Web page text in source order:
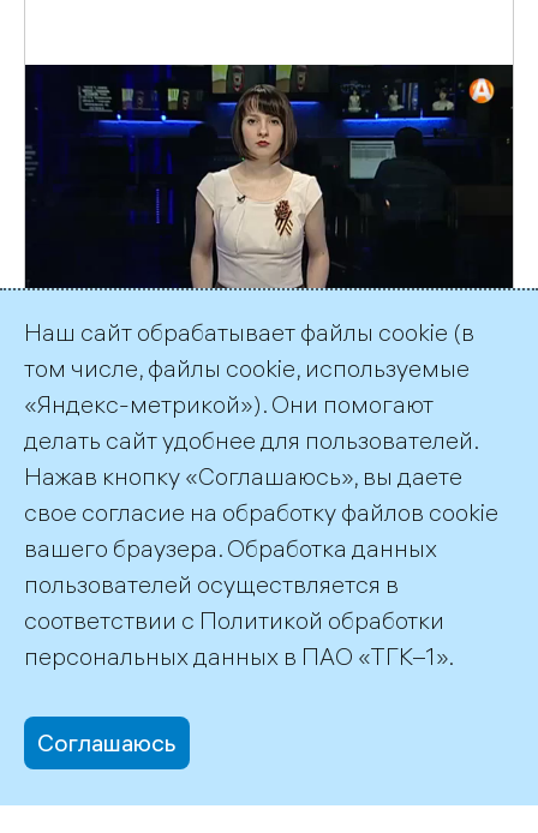
Телеканал «Арктик-ТВ»
Репортаж на Арктик-ТВ →
©2026 ПАО «ТГК–1»
office@tgc1.ru
Наш сайт обрабатывает файлы cookie (в
том числе, файлы cookie, используемые
«Яндекс-метрикой»). Они помогают
делать сайт удобнее для пользователей.
Нажав кнопку «Соглашаюсь», вы даете
свое согласие на обработку файлов cookie
вашего браузера. Обработка данных
пользователей осуществляется в
соответствии с Политикой обработки
персональных данных в ПАО «ТГК–1».
Соглашаюсь